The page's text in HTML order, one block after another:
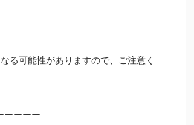
る可能性がありますので、ご注意く
ーーーー